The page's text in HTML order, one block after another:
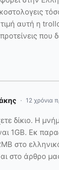
αυτή η
που
12 χρόνια
δίκιο. Η
1GB. Εκ
στο
στο άρθρο